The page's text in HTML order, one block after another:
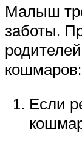
Малыш
заботы.
кошмаров:
Если